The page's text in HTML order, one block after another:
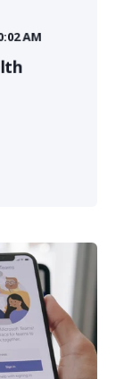
AM